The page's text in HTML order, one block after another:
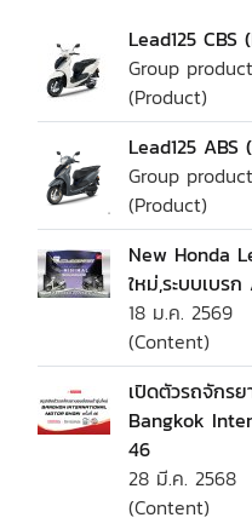
Lead125 CBS
Group product
(Product)
Lead125 ABS
Group product
(Product)
New Honda
ใหม่,ระบบเบร
18 ม.ค. 2569
(Content)
เปิดตัวรถจักร
Bangkok
46
28 มี.ค. 2568
(Content)